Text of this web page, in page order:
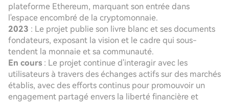
plateforme Ethereum, marquant son entrée dans
l'espace encombré de la cryptomonnaie.
2023 : Le projet publie son livre blanc et ses documents
fondateurs, exposant la vision et le cadre qui sous-
tendent la monnaie et sa communauté.
En cours : Le projet continue d'interagir avec les
utilisateurs à travers des échanges actifs sur des marchés
établis, avec des efforts continus pour promouvoir un
engagement partagé envers la liberté financière et